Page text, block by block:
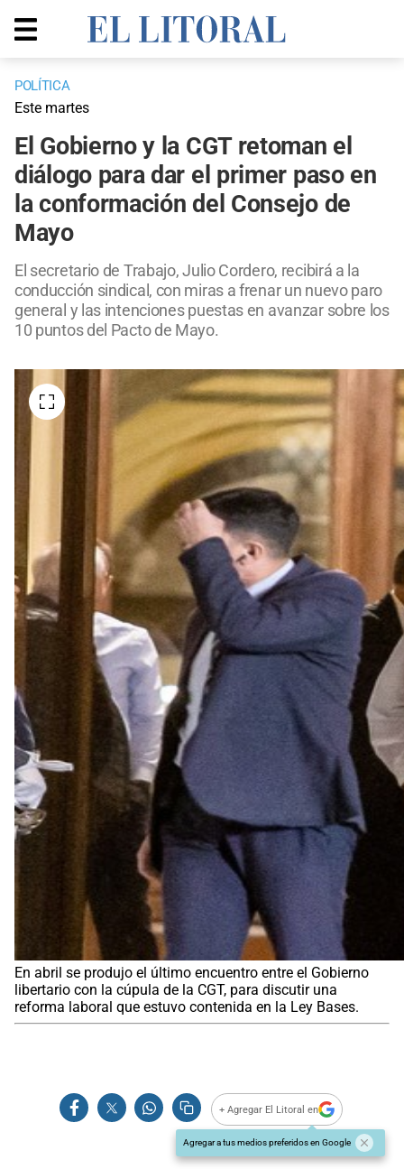
POLÍTICA
Este martes
El Gobierno y la CGT retoman el
diálogo para dar el primer paso en
la conformación del Consejo de
Mayo
El secretario de Trabajo, Julio Cordero, recibirá a la
conducción sindical, con miras a frenar un nuevo paro
general y las intenciones puestas en avanzar sobre los
10 puntos del Pacto de Mayo.
En abril se produjo el último encuentro entre el Gobierno
libertario con la cúpula de la CGT, para discutir una
reforma laboral que estuvo contenida en la Ley Bases.
+ Agregar El Litoral en
Agregar a tus medios preferidos en Google